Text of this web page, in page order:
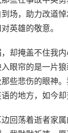
场，助力改道悼
英雄的敬意。
却掩盖不住我
眼帘的是一片
些悲伤的眼神
的地方，如今却
回荡着逝者家